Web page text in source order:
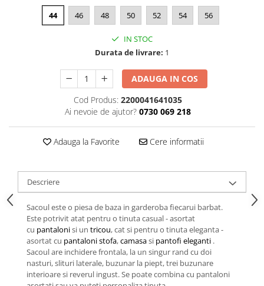
44 46 48 50 52 54 56
IN STOC
Durata de livrare: 1
ADAUGA IN COS
Cod Produs: 2200041641035
Ai nevoie de ajutor? 0730 069 218
Adauga la Favorite Cere informatii
Descriere
Sacoul este o piesa de baza in garderoba fiecarui barbat.
Este potrivit atat pentru o tinuta casual - asortat
cu pantalonisi un tricou, cat si pentru o tinuta eleganta -
asortat cu pantaloni stofa,camasasi pantofi eleganti .
Sacoul are inchidere frontala, la un singur rand cu doi
nasturi, slituri laterale, buzunar la piept, trei buzunare
interioare si reverul ingust. Se poate combina cu pantaloni